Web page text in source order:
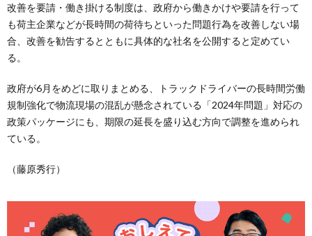
改善を要請・働き掛ける制度は、政府から働きかけや要請を行って
も荷主企業などが長時間の荷待ちといった問題行為を改善しない場
合、改善を勧告するとともに具体的な社名を公開すると定めてい
る。
政府が6月をめどに取りまとめる、トラックドライバーの長時間労働
規制強化で物流現場の混乱が懸念されている「2024年問題」対応の
政策パッケージにも、期限の延長を盛り込む方向で調整を進められ
ている。
（藤原秀行）